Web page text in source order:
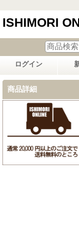
ISHIMORI
ログイン
商品詳細